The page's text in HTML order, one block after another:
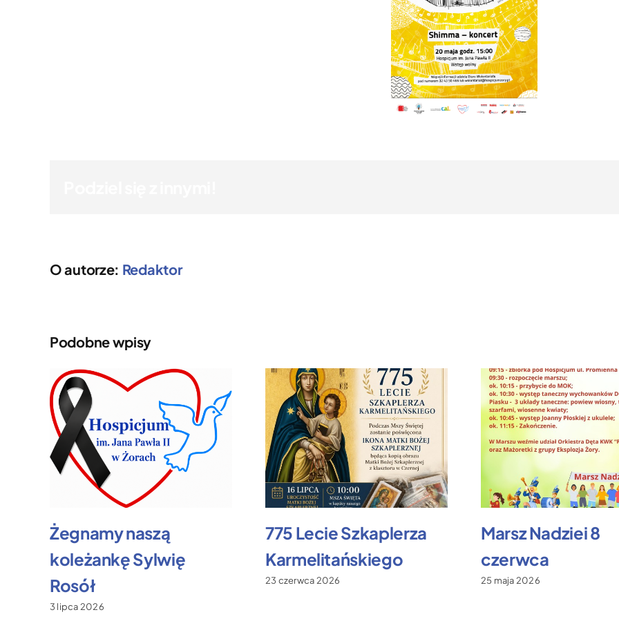
O autorze: Redaktor
Podobne wpisy
Żegnamy naszą
koleżankę Sylwię
Rosół
3 lipca 2026
775 Lecie Szkaplerza
Karmelitańskiego
23 czerwca 2026
Marsz Nadziei 8
czerwca
25 maja 2026